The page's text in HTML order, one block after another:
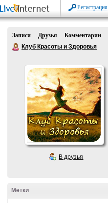
Регистрация
Записи Друзья
Комментарии
Клуб Красоты и Здоровья
В друзья
Метки